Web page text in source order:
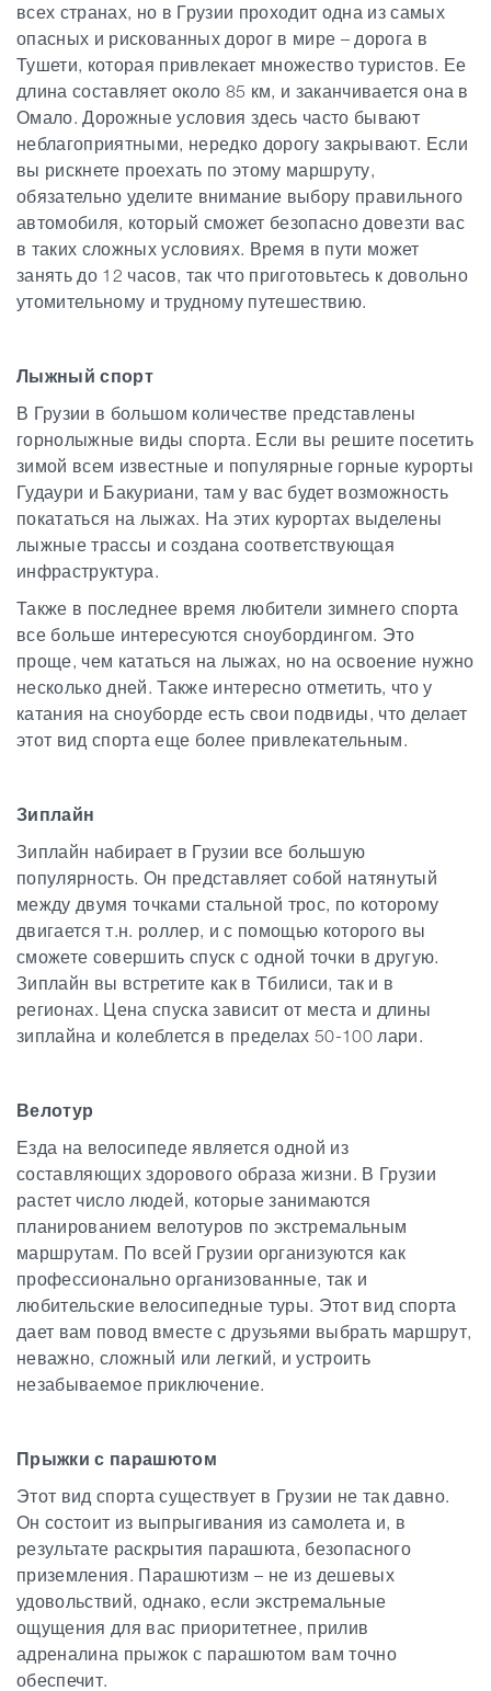
всех странах, но в Грузии проходит одна из самых
опасных и рискованных дорог в мире – дорога в
Тушети, которая привлекает множество туристов. Ее
длина составляет около 85 км, и заканчивается она в
Омало. Дорожные условия здесь часто бывают
неблагоприятными, нередко дорогу закрывают. Если
вы рискнете проехать по этому маршруту,
обязательно уделите внимание выбору правильного
автомобиля, который сможет безопасно довезти вас
в таких сложных условиях. Время в пути может
занять до 12 часов, так что приготовьтесь к довольно
утомительному и трудному путешествию.
Лыжный спорт
В Грузии в большом количестве представлены
горнолыжные виды спорта. Если вы решите посетить
зимой всем известные и популярные горные курорты
Гудаури и Бакуриани, там у вас будет возможность
покататься на лыжах. На этих курортах выделены
лыжные трассы и создана соответствующая
инфраструктура.
Также в последнее время любители зимнего спорта
все больше интересуются сноубордингом. Это
проще, чем кататься на лыжах, но на освоение нужно
несколько дней. Также интересно отметить, что у
катания на сноуборде есть свои подвиды, что делает
этот вид спорта еще более привлекательным.
Зиплайн
Зиплайн набирает в Грузии все большую
популярность. Он представляет собой натянутый
между двумя точками стальной трос, по которому
двигается т.н. роллер, и с помощью которого вы
сможете совершить спуск с одной точки в другую.
Зиплайн вы встретите как в Тбилиси, так и в
регионах. Цена спуска зависит от места и длины
зиплайна и колеблется в пределах 50-100 лари.
Велотур
Езда на велосипеде является одной из
составляющих здорового образа жизни. В Грузии
растет число людей, которые занимаются
планированием велотуров по экстремальным
маршрутам. По всей Грузии организуются как
профессионально организованные, так и
любительские велосипедные туры. Этот вид спорта
дает вам повод вместе с друзьями выбрать маршрут,
неважно, сложный или легкий, и устроить
незабываемое приключение.
Прыжки с парашютом
Этот вид спорта существует в Грузии не так давно.
Он состоит из выпрыгивания из самолета и, в
результате раскрытия парашюта, безопасного
приземления. Парашютизм – не из дешевых
удовольствий, однако, если экстремальные
ощущения для вас приоритетнее, прилив
адреналина прыжок с парашютом вам точно
обеспечит.